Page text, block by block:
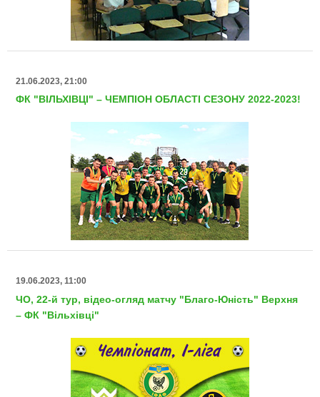
21.06.2023, 21:00
ФК "ВІЛЬХІВЦІ" – ЧЕМПІОН ОБЛАСТІ СЕЗОНУ 2022-2023!
19.06.2023, 11:00
ЧО, 22-й тур, відео-огляд матчу "Благо-Юність" Верхня
– ФК "Вільхівці"